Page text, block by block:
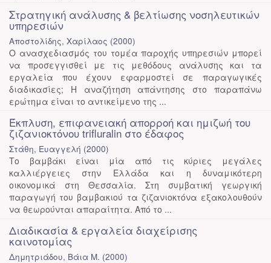
Στρατηγική ανάλυσης & βελτίωσης νοσηλευτικών
υπηρεσιών
Αποστολίδης, Χαρίλαος (2000)
Ο ανασχεδιασμός του τομέα παροχής υπηρεσιών μπορεί
να προσεγγισθεί με τις μεθόδους ανάλυσης και τα
εργαλεία που έχουν εφαρμοστεί σε παραγωγικές
διαδικασίες; Η αναζήτηση απάντησης στο παραπάνω
ερώτημα είναι το αντικείμενο της ...
Έκπλυση, επιφανειακή απορροή και ημιζωή του
ζιζανιοκτόνου trifluralin στο έδαφος
Στάθη, Ευαγγελή (2000)
Το βαμβάκι είναι μία από τις κύριες μεγάλες
καλλιέργειες στην Ελλάδα και η δυναμικότερη
οικονομικά στη Θεσσαλία. Στη συμβατική γεωργική
παραγωγή του βαμβακιού τα ζιζανιοκτόνα εξακολουθούν
να θεωρούνται απαραίτητα. Από το ...
Διαδικασία & εργαλεία διαχείρισης
καινοτομίας
Δημητριάδου, Βάια Μ. (2000)